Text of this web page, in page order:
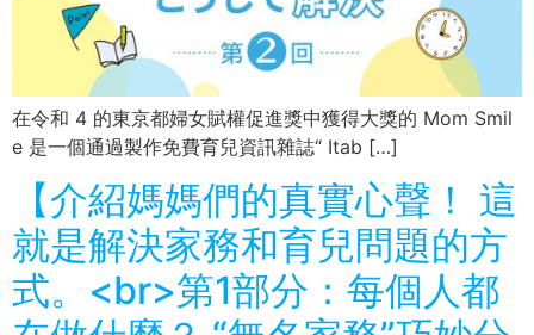
在令和 4 的東京都婦女賦權促進獎中獲得大獎的 Mom Smil
e 是一個通過製作免費育兒資訊雜誌“ Itab […]
【介紹媽媽們的真實心聲！ 這
就是解決家務和育兒問題的方
式。<br>第1部分：每個人都